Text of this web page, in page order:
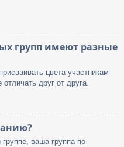
групп имеют разные
цвета участникам
друг от друга.
ваша группа по